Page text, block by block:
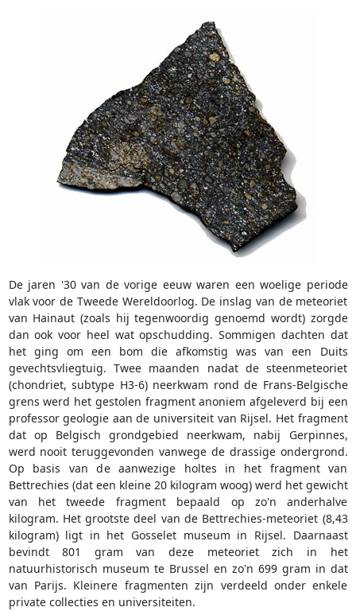
De jaren '30 van de vorige eeuw waren een woelige periode
vlak voor de Tweede Wereldoorlog. De inslag van de meteoriet
van Hainaut (zoals hij tegenwoordig genoemd wordt) zorgde
dan ook voor heel wat opschudding. Sommigen dachten dat
het ging om een bom die afkomstig was van een Duits
gevechtsvliegtuig. Twee maanden nadat de steenmeteoriet
(chondriet, subtype H3-6) neerkwam rond de Frans-Belgische
grens werd het gestolen fragment anoniem afgeleverd bij een
professor geologie aan de universiteit van Rijsel. Het fragment
dat op Belgisch grondgebied neerkwam, nabij Gerpinnes,
werd nooit teruggevonden vanwege de drassige ondergrond.
Op basis van de aanwezige holtes in het fragment van
Bettrechies (dat een kleine 20 kilogram woog) werd het gewicht
van het tweede fragment bepaald op zo'n anderhalve
kilogram. Het grootste deel van de Bettrechies-meteoriet (8,43
kilogram) ligt in het Gosselet museum in Rijsel. Daarnaast
bevindt 801 gram van deze meteoriet zich in het
natuurhistorisch museum te Brussel en zo'n 699 gram in dat
van Parijs. Kleinere fragmenten zijn verdeeld onder enkele
private collecties en universiteiten.